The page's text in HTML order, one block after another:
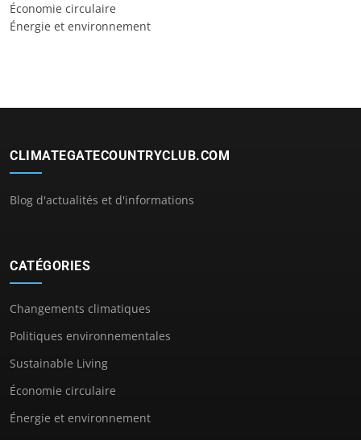
Économie circulaire
Énergie et environnement
CLIMATEGATECOUNTRYCLUB.COM
Blog d'actualités et d'informations
CATÉGORIES
Changements climatiques
Politiques environnementales
Sustainable Living
Économie circulaire
Énergie et environnement